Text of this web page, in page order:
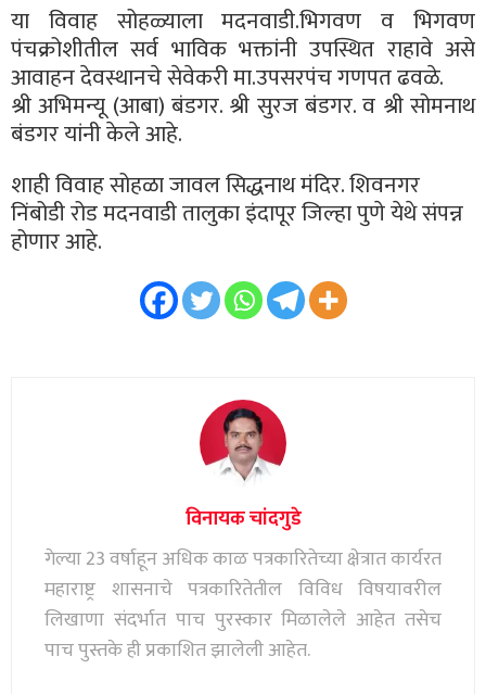
या विवाह सोहळ्याला मदनवाडी.भिगवण व भिगवण
पंचक्रोशीतील सर्व भाविक भक्तांनी उपस्थित राहावे असे
आवाहन देवस्थानचे सेवेकरी मा.उपसरपंच गणपत ढवळे.
श्री अभिमन्यू (आबा) बंडगर. श्री सुरज बंडगर. व श्री सोमनाथ
बंडगर यांनी केले आहे.
शाही विवाह सोहळा जावल सिद्धनाथ मंदिर. शिवनगर
निंबोडी रोड मदनवाडी तालुका इंदापूर जिल्हा पुणे येथे संपन्न
होणार आहे.
विनायक चांदगुडे
गेल्या 23 वर्षाहून अधिक काळ पत्रकारितेच्या क्षेत्रात कार्यरत
महाराष्ट्र शासनाचे पत्रकारितेतील विविध विषयावरील
लिखाणा संदर्भात पाच पुरस्कार मिळालेले आहेत तसेच
पाच पुस्तके ही प्रकाशित झालेली आहेत.